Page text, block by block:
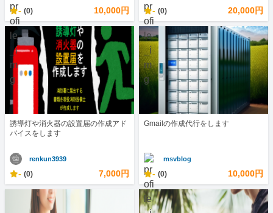
- (0) 10,000円 - (0) 20,000円
誘導灯や消火器の設置届の作成アド
バイスをします
renkun3939
- (0) 7,000円
Gmailの作成代行をします
msvblog
- (0) 10,000円